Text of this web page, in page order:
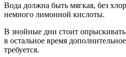
Вода должна быть мягкая, без
немного лимонной кислоты.
В знойные дни стоит
в остальное время
требуется.